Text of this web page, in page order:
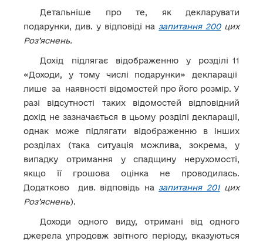
Детальніше про те, як декларувати
подарунки, див. у відповіді на запитання 200цих
Роз’яснень.
Дохід підлягає відображенню у розділі 11
«Доходи, у тому числі подарунки» декларації
лише за наявності відомостей про його розмір. У
разі відсутності таких відомостей відповідний
дохід не зазначається в цьому розділі декларації,
однак може підлягати відображенню в інших
розділах (така ситуація можлива, зокрема, у
випадку отримання у спадщину нерухомості,
якщо її грошова оцінка не проводилась.
Додатково див. відповідь на запитання 201цих
Роз’яснень).
Доходи одного виду, отримані від одного
джерела упродовж звітного періоду, вказуються